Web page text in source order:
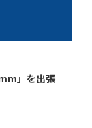
」を出張